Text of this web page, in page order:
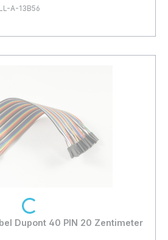
A-13B56
Dupont 40 PIN 20 Zentimeter
Loading...